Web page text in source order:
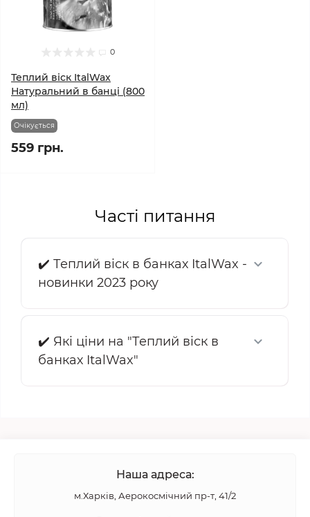
0
Теплий віск ItalWax
Натуральний в банці (800
мл)
Очікується
559 грн.
Часті питання
✔️ Теплий віск в банках ItalWax -
новинки 2023 року
✔️ Які ціни на "Теплий віск в
банках ItalWax"
Наша адреса:
м.Харків, Аерокосмічний пр-т, 41/2